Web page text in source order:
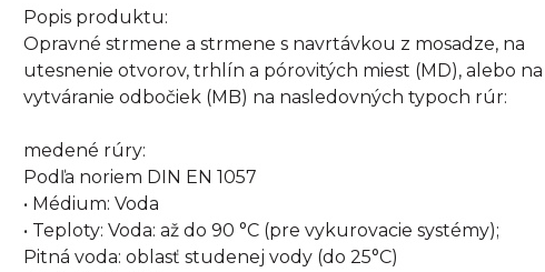
Popis produktu:
Opravné strmene a strmene s navrtávkou z mosadze, na
utesnenie otvorov, trhlín a pórovitých miest (MD), alebo na
vytváranie odbočiek (MB) na nasledovných typoch rúr:
medené rúry:
Podľa noriem DIN EN 1057
• Médium: Voda
• Teploty: Voda: až do 90 °C (pre vykurovacie systémy);
Pitná voda: oblasť studenej vody (do 25°C)